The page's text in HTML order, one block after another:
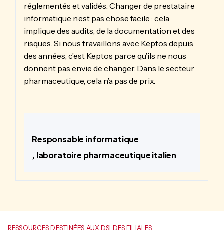
réglementés et validés. Changer de prestataire
informatique n’est pas chose facile : cela
implique des audits, de la documentation et des
risques. Si nous travaillons avec Keptos depuis
des années, c’est Keptos parce qu’ils ne nous
donnent pas envie de changer. Dans le secteur
pharmaceutique, cela n’a pas de prix.
Responsable informatique
, laboratoire pharmaceutique italien
RESSOURCES DESTINÉES AUX DSI DES FILIALES